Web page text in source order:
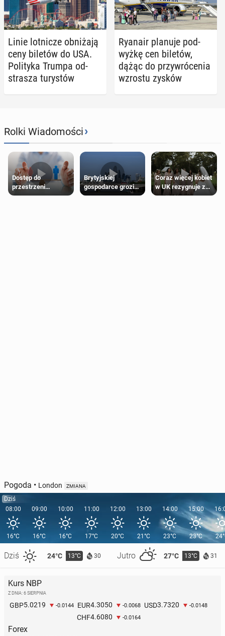
Linie lot­ni­cze ob­ni­ża­ją
ceny biletów do USA.
Po­li­ty­ka Trumpa od­
stra­sza tu­ry­stów
Ryanair planuje pod­
wyż­kę cen biletów,
dążąc do przy­wró­ce­nia
wzrostu zysków
Rolki Wiadomości›
Dostęp do
przestrzeni
przeznaczonych
Brytyjskiej
gospodarce grozi
recesja, jeśli
Coraz więcej kobiet
w UK rezygnuje z
roli druhny na
Pogoda • London ZMIANA
Dziś
08:00
16°C
Dziś 24°C 13°C 30 Jutro 27°C 13°C 31
09:00
16°C
10:00
16°C
11:00
17°C
12:00
20°C
13:00
21°C
14:00
23°C
15:00
23°C
Kurs NBP
Z DNIA: 6 SIERPNIA
GBP5.0219 -0.0144 EUR4.3050 -0.0068 USD3.7320 -0.0148
CHF4.6080 -0.0164
Forex